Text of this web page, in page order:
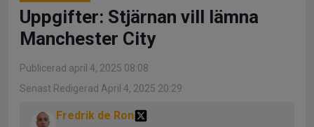
Uppgifter: Stjärnan vill lämna
Manchester City
Publicerad april 4, 2025 08:08
Senast Redigerad April 4, 2025 20:29
Fredrik de Ron